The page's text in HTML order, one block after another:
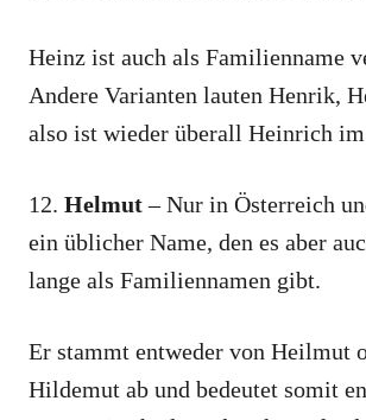
Heinz ist auch als Familienname
Andere Varianten lauten Henrik,
also ist wieder überall Heinrich
12. Helmut– Nur in Österreich
ein üblicher Name, den es aber
lange als Familiennamen gibt.
Er stammt entweder von Heilmut
Hildemut ab und bedeutet somit